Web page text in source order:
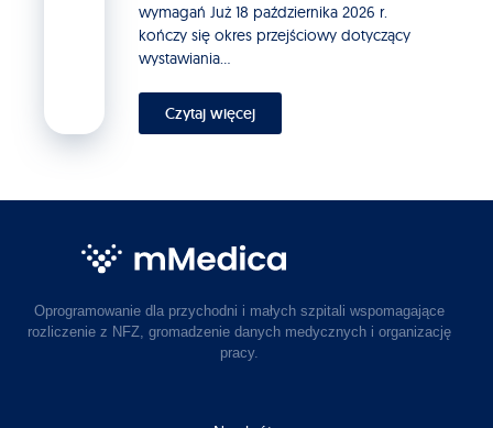
wymagań Już 18 października 2026 r.
kończy się okres przejściowy dotyczący
wystawiania...
Czytaj więcej
Oprogramowanie dla przychodni i małych szpitali wspomagające
rozliczenie z NFZ, gromadzenie danych medycznych i organizację
pracy.